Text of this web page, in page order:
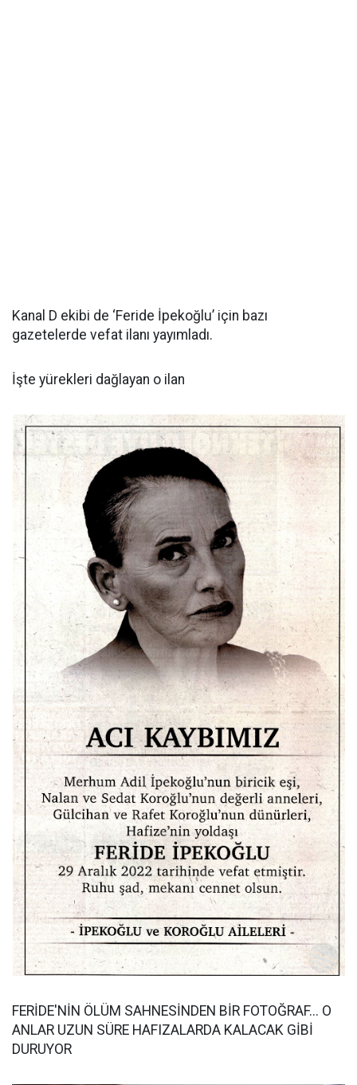
Kanal D ekibi de ‘Feride İpekoğlu’ için bazı
gazetelerde vefat ilanı yayımladı.
İşte yürekleri dağlayan o ilan
FERİDE'NİN ÖLÜM SAHNESİNDEN BİR FOTOĞRAF... O
ANLAR UZUN SÜRE HAFIZALARDA KALACAK GİBİ
DURUYOR